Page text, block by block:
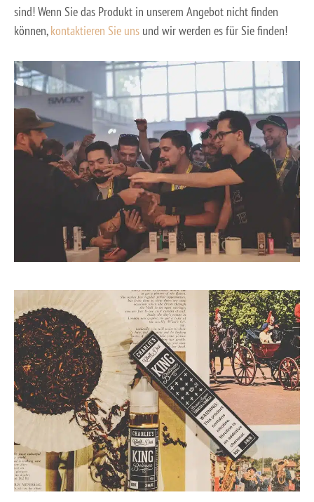
sind! Wenn Sie das Produkt in unserem Angebot nicht finden
können,kontaktieren Sie uns und wir werden es für Sie finden!